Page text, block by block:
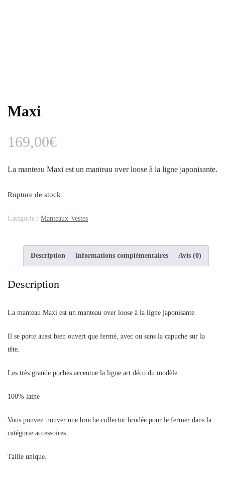
Maxi
169,00€
La manteau Maxi est un manteau over loose à la ligne japonisante.
Rupture de stock
Catégorie : Manteaux-Vestes
Description Informations complémentaires Avis (0)
Description
La manteau Maxi est un manteau over loose à la ligne japonisante.
Il se porte aussi bien ouvert que fermé, avec ou sans la capuche sur la
tête.
Les très grande poches accentue la ligne art déco du modèle.
100% laine
Vous pouvez trouver une broche collector brodée pour le fermer dans la
catégorie accessoires.
Taille unique.